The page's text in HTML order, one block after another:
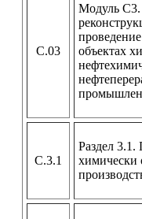
С.03
Модуль С3.
объектах
С.3.1
Раздел 3.1.
химически